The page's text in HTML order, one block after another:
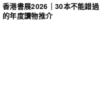
香港書展2026｜30本不能錯過
的年度讀物推介